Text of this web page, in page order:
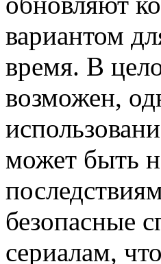
вариантом
время. В
возможен,
может быть
безопасные
сериалам,